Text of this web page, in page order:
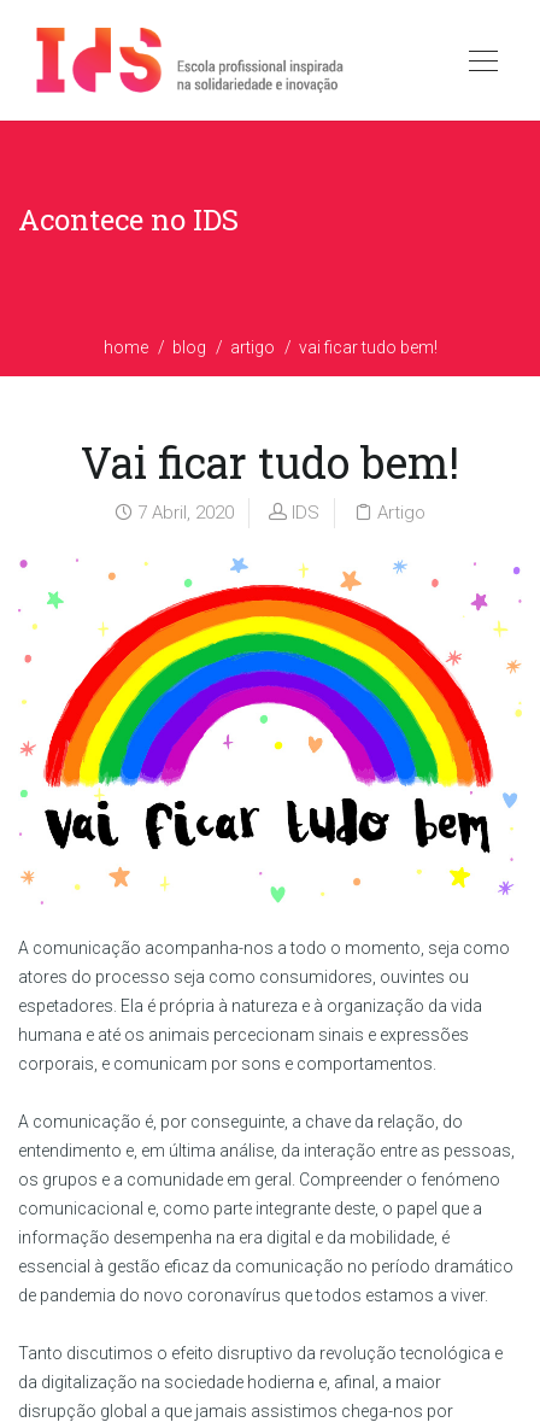
Acontece no IDS
home blog artigo vai ficar tudo bem!
Vai ficar tudo bem!
7 Abril, 2020 IDS Artigo
A comunicação acompanha-nos a todo o momento, seja como
atores do processo seja como consumidores, ouvintes ou
espetadores. Ela é própria à natureza e à organização da vida
humana e até os animais percecionam sinais e expressões
corporais, e comunicam por sons e comportamentos.
A comunicação é, por conseguinte, a chave da relação, do
entendimento e, em última análise, da interação entre as pessoas,
os grupos e a comunidade em geral. Compreender o fenómeno
comunicacional e, como parte integrante deste, o papel que a
informação desempenha na era digital e da mobilidade, é
essencial à gestão eficaz da comunicação no período dramático
de pandemia do novo coronavírus que todos estamos a viver.
Tanto discutimos o efeito disruptivo da revolução tecnológica e
da digitalização na sociedade hodierna e, afinal, a maior
disrupção global a que jamais assistimos chega-nos por